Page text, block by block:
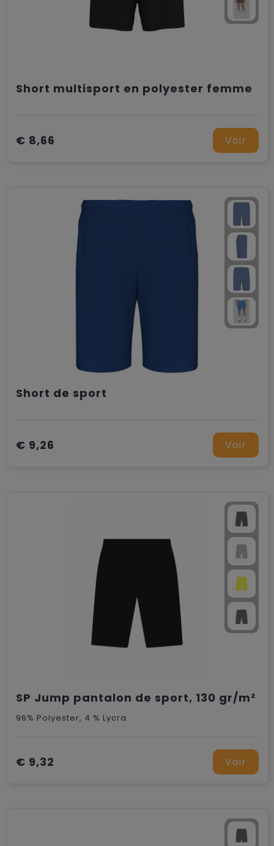
Short multisport en polyester femme
€ 8,66 Voir
Short de sport
€ 9,26 Voir
SP Jump pantalon de sport, 130 gr/m²
96% Polyester, 4 % Lycra
€ 9,32 Voir